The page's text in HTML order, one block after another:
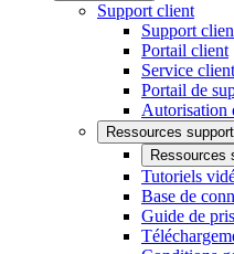
Support client
Support
Portail client
Service client
Portail de
Autorisation
Ressources support
Ressources
Tutoriels
Base de
Guide de